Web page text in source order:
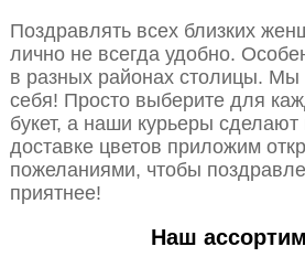
Поздравлять всех близких
лично не всегда удобно.
в разных районах столицы. Мы
себя! Просто выберите для
букет, а наши курьеры
доставке цветов приложим
пожеланиями, чтобы
приятнее!
Наш